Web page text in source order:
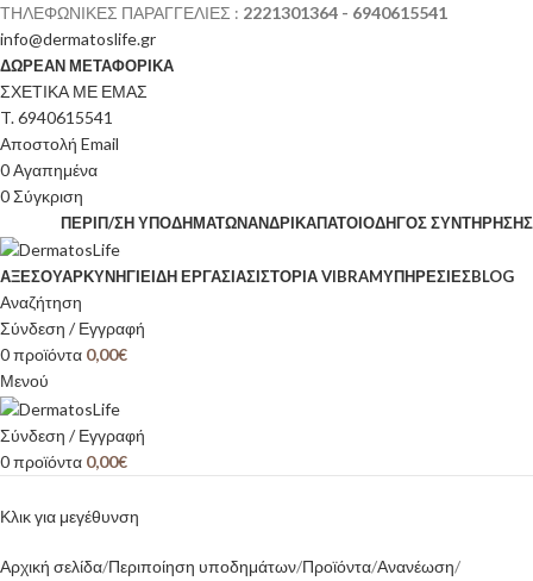
ΤΗΛΕΦΩΝΙΚΕΣ ΠΑΡΑΓΓΕΛΙΕΣ : 2221301364 - 6940615541
info@dermatoslife.gr
ΔΩΡΕΑΝ ΜΕΤΑΦΟΡΙΚΑ
ΣΧΕΤΙΚΑ ΜΕ ΕΜΑΣ
T. 6940615541
Αποστολή Email
0Αγαπημένα
0Σύγκριση
ΠΕΡΙΠ/ΣΗ ΥΠΟΔΗΜΆΤΩΝΑΝΔΡΙΚΆΠΆΤΟΙΟΔΗΓΌΣ ΣΥΝΤΉΡΗΣΗΣ
ΑΞΕΣΟΥΆΡΚΥΝΉΓΙΕΊΔΗ ΕΡΓΑΣΊΑΣΙΣΤΟΡΊΑ VIBRAMΥΠΗΡΕΣΙΕΣBLOG
Αναζήτηση
Σύνδεση / Εγγραφή
0προϊόντα 0,00€
Μενού
Σύνδεση / Εγγραφή
0προϊόντα 0,00€
Κλικ για μεγέθυνση
Αρχική σελίδα Περιποίηση υποδημάτων Προϊόντα Ανανέωση